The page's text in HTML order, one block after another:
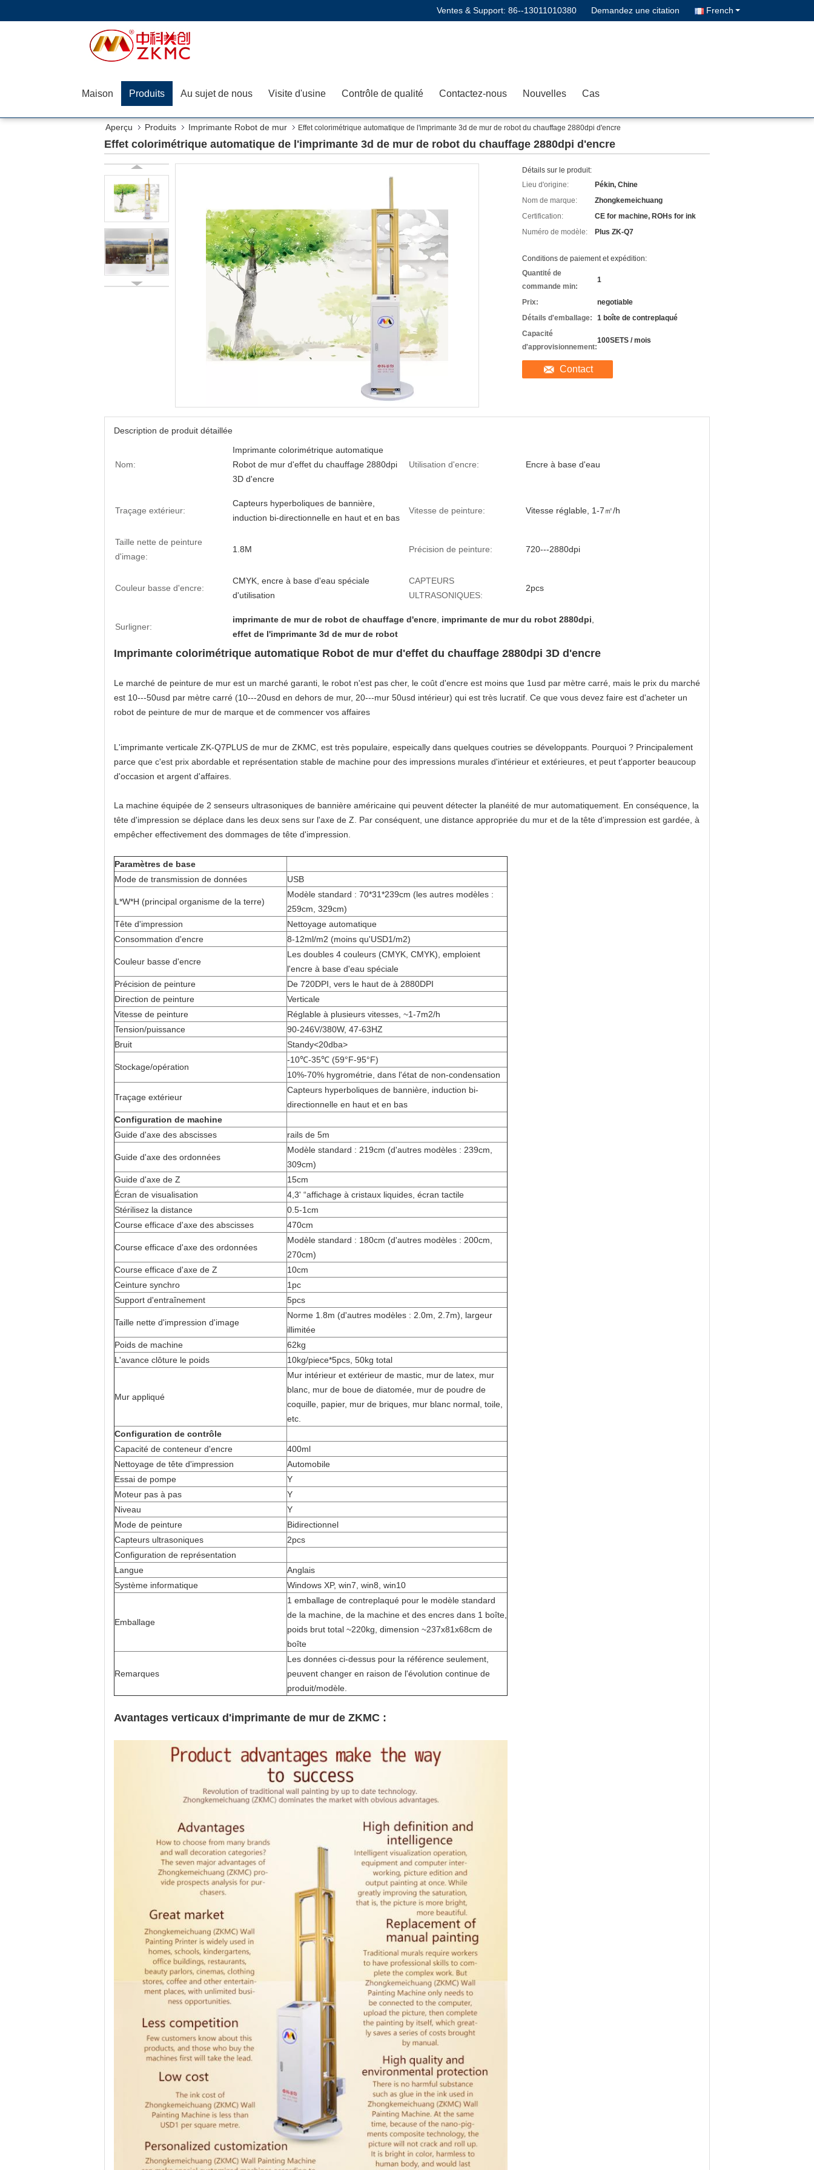
Ventes & Support: 86--13011010380 Demandez une citation French
Maison Produits Au sujet de nous Visite d'usine Contrôle de qualité Contactez-nous Nouvelles Cas
Aperçu Produits Imprimante Robot de mur Effet colorimétrique automatique de l'imprimante 3d de mur de robot du chauffage 2880dpi d'encre
Effet colorimétrique automatique de l'imprimante 3d de mur de robot du chauffage 2880dpi d'encre
Détails sur le produit:
Lieu d'origine:
Pékin, Chine
Nom de marque:
Zhongkemeichuang
Certification:
CE for machine, ROHs for ink
Numéro de modèle:
Plus ZK-Q7
Conditions de paiement et expédition:
Quantité de
commande min:
1
Prix:
negotiable
Détails d'emballage:
1 boîte de contreplaqué
Capacité
d'approvisionnement:
100SETS / mois
Contact
Description de produit détaillée
Nom:
Imprimante colorimétrique automatique
Robot de mur d'effet du chauffage 2880dpi
3D d'encre
Utilisation d'encre: Encre à base d'eau
Traçage extérieur:
Capteurs hyperboliques de bannière,
induction bi-directionnelle en haut et en bas
Vitesse de peinture: Vitesse réglable, 1-7㎡/h
Taille nette de peinture
d'image:
1.8M Précision de peinture: 720---2880dpi
Couleur basse d'encre:
CMYK, encre à base d'eau spéciale
d'utilisation
CAPTEURS
ULTRASONIQUES:
2pcs
Surligner:
imprimante de mur de robot de chauffage d'encre imprimante de mur du robot 2880dpi
effet de l'imprimante 3d de mur de robot
Imprimante colorimétrique automatique Robot de mur d'effet du chauffage 2880dpi 3D d'encre
Le marché de peinture de mur est un marché garanti, le robot n'est pas cher, le coût d'encre est moins que 1usd par mètre carré, mais le prix du marché
est 10---50usd par mètre carré (10---20usd en dehors de mur, 20---mur 50usd intérieur) qui est très lucratif. Ce que vous devez faire est d'acheter un
robot de peinture de mur de marque et de commencer vos affaires
L'imprimante verticale ZK-Q7PLUS de mur de ZKMC, est très populaire, espeically dans quelques coutries se développants. Pourquoi ? Principalement
parce que c'est prix abordable et représentation stable de machine pour des impressions murales d'intérieur et extérieures, et peut t'apporter beaucoup
d'occasion et argent d'affaires.
La machine équipée de 2 senseurs ultrasoniques de bannière américaine qui peuvent détecter la planéité de mur automatiquement. En conséquence, la
tête d'impression se déplace dans les deux sens sur l'axe de Z. Par conséquent, une distance appropriée du mur et de la tête d'impression est gardée, à
empêcher effectivement des dommages de tête d'impression.
Paramètres de base
Mode de transmission de données
USB
L*W*H (principal organisme de la terre)
Modèle standard : 70*31*239cm (les autres modèles :
259cm, 329cm)
Tête d'impression
Nettoyage automatique
Consommation d'encre
8-12ml/m2 (moins qu'USD1/m2)
Couleur basse d'encre
Les doubles 4 couleurs (CMYK, CMYK), emploient
l'encre à base d'eau spéciale
Précision de peinture
De 720DPI, vers le haut de à 2880DPI
Direction de peinture
Verticale
Vitesse de peinture
Réglable à plusieurs vitesses, ~1-7m2/h
Tension/puissance
90-246V/380W, 47-63HZ
Bruit
Standy<20dba>
Stockage/opération
-10℃-35℃ (59°F-95°F)
10%-70% hygrométrie, dans l'état de non-condensation
Traçage extérieur
Capteurs hyperboliques de bannière, induction bi-
directionnelle en haut et en bas
Configuration de machine
Guide d'axe des abscisses
rails de 5m
Guide d'axe des ordonnées
Modèle standard : 219cm (d'autres modèles : 239cm,
309cm)
Guide d'axe de Z
15cm
Écran de visualisation
4,3' “affichage à cristaux liquides, écran tactile
Stérilisez la distance
0.5-1cm
Course efficace d'axe des abscisses
470cm
Course efficace d'axe des ordonnées
Modèle standard : 180cm (d'autres modèles : 200cm,
270cm)
Course efficace d'axe de Z
10cm
Ceinture synchro
1pc
Support d'entraînement
5pcs
Taille nette d'impression d'image
Norme 1.8m (d'autres modèles : 2.0m, 2.7m), largeur
illimitée
Poids de machine
62kg
L'avance clôture le poids
10kg/piece*5pcs, 50kg total
Mur appliqué
Mur intérieur et extérieur de mastic, mur de latex, mur
blanc, mur de boue de diatomée, mur de poudre de
coquille, papier, mur de briques, mur blanc normal, toile,
etc.
Configuration de contrôle
Capacité de conteneur d'encre
400ml
Nettoyage de tête d'impression
Automobile
Essai de pompe
Y
Moteur pas à pas
Y
Niveau
Y
Mode de peinture
Bidirectionnel
Capteurs ultrasoniques
2pcs
Configuration de représentation
Langue
Anglais
Système informatique
Windows XP, win7, win8, win10
Emballage
1 emballage de contreplaqué pour le modèle standard
de la machine, de la machine et des encres dans 1 boîte,
poids brut total ~220kg, dimension ~237x81x68cm de
boîte
Remarques
Les données ci-dessus pour la référence seulement,
peuvent changer en raison de l'évolution continue de
produit/modèle.
Avantages verticaux d'imprimante de mur de ZKMC :